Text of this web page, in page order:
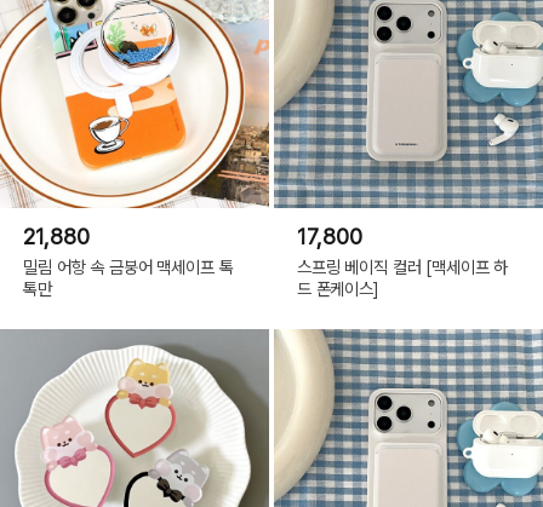
21,880
밀림 어항 속 금붕어 맥세이프 톡
톡만
17,800
스프링 베이직 컬러 [맥세이프 하
드 폰케이스]